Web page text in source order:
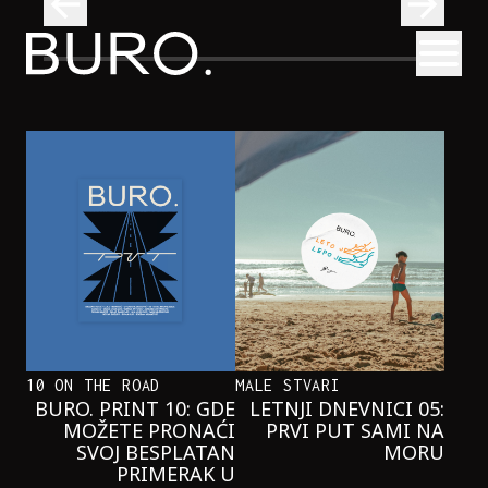
BURO.
ONAJ JEDAN PROIZVOD KOJI
STALNO SELIMO SA POLICE U
TORBE
10 ON THE ROAD
BURO. PRINT 10: GDE
MOŽETE PRONAĆI
SVOJ BESPLATAN
PRIMERAK U
MALE STVARI
LETNJI DNEVNICI 05:
PRVI PUT SAMI NA
MORU